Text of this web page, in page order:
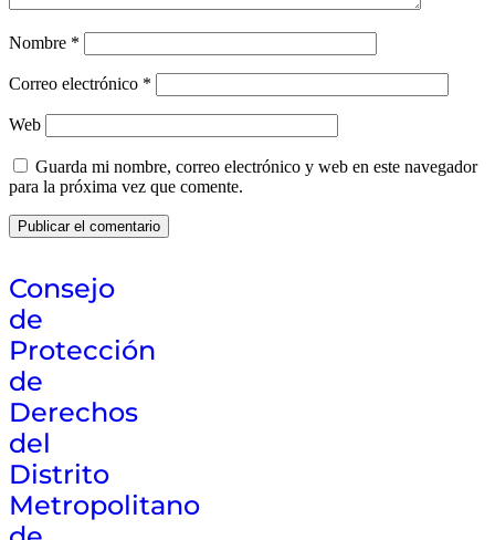
Nombre *
Correo electrónico *
Web
Guarda mi nombre, correo electrónico y web en este navegador
para la próxima vez que comente.
Consejo
de
Protección
de
Derechos
del
Distrito
Metropolitano